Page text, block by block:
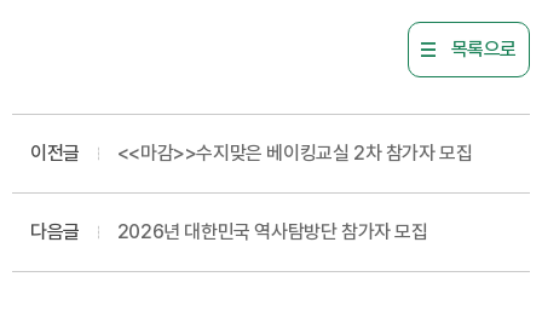
목록으로
이전글 <<마감>>수지맞은 베이킹교실 2차 참가자 모집
다음글 2026년 대한민국 역사탐방단 참가자 모집